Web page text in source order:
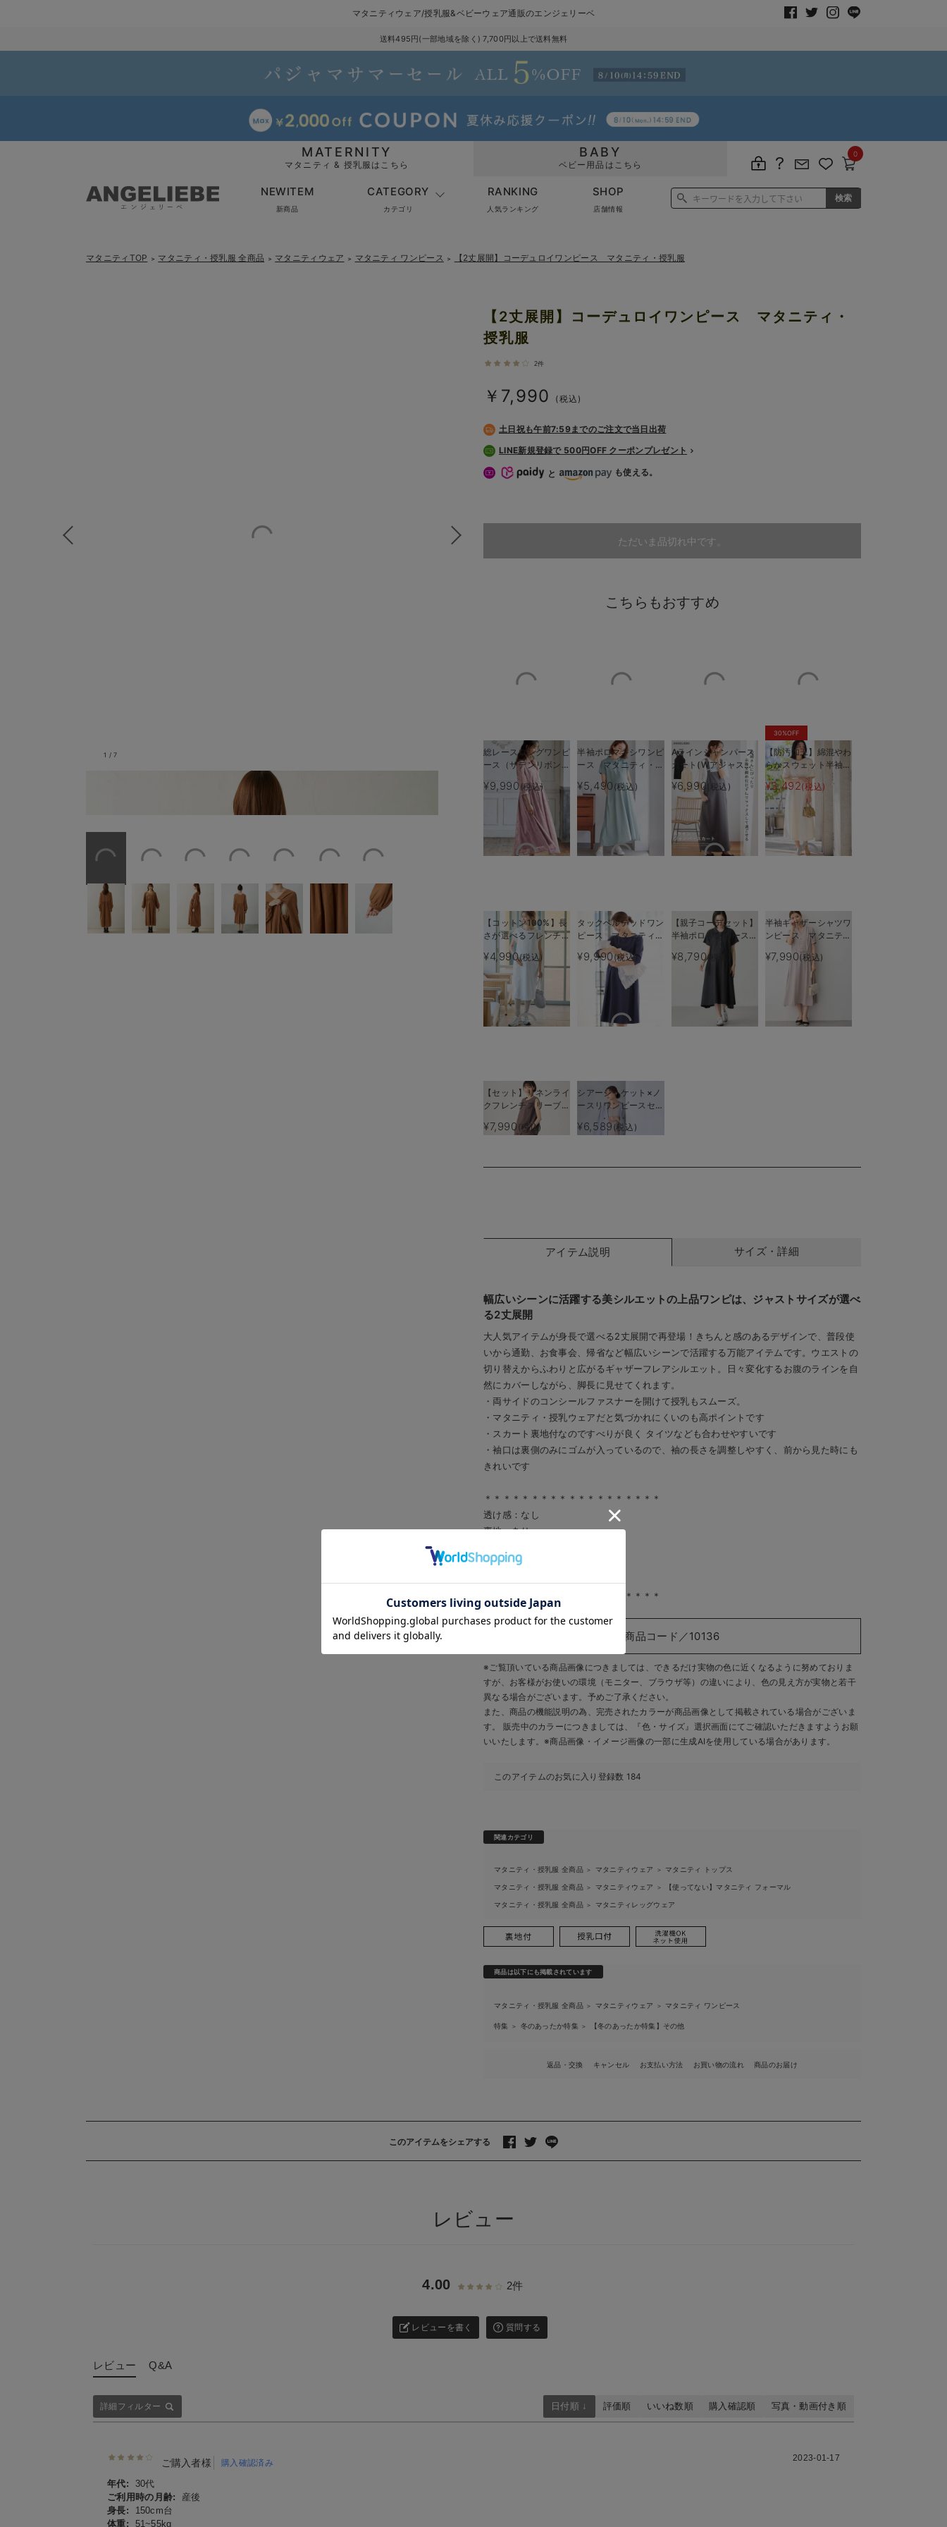
マタニティウェア/授乳服&ベビーウェア通販のエンジェリーベ
送料495円(一部地域を除く) 7,700円以上で送料無料
MATERNITY
マタニティ & 授乳服はこちら
BABY
ベビー用品はこちら
0
NEWITEM
新商品
CATEGORY
カテゴリ
RANKING
人気ランキング
SHOP
店舗情報
マタニティTOP ＞ マタニティ・授乳服 全商品 ＞ マタニティウェア ＞ マタニティ ワンピース ＞ 【2丈展開】コーデュロイワンピース マタニティ・授乳服
バックスタイル／モデル身長168cm／着用サイズ：フリー（マキシ丈） フロント／モデル身長168cm／着用サイズ：フリー（マキシ丈） サイド／モデル身長
1 /7
【2丈展開】コーデュロイワンピース マタニティ・
授乳服
2件
￥7,990 (税込)
土日祝も午前7:59までのご注文で当日出荷
LINE新規登録で 500円OFF クーポンプレゼント
と も使える。
ただいま品切れ中です。
こちらもおすすめ
総レースロングワンピ
ース（サテンリボンベ
ルト付） マタニテ
ィ・授乳服【出産後も
長く使える】
¥9,990(税込)
半袖ポロマキシワンピ
ース マタニティ・授
乳服【出産後も長く使
える】
¥5,490 (税込)
Aラインジャンパース
カート(Wアジャスタ
ー付) マタニティ・
授乳服【出産後も長く
着られる】
¥6,990 (税込)
30%OFF
【防汚加工】綿混やわ
らかスウェット半袖フ
レアワンピース マタ
ニティ・産後【出産後
も長く使える】
¥3,492(税込)
【コットン100%】長
さが選べるフレンチス
リーブワンピース マ
タニティ・産後授乳服
【出産後も長く使え
る】
¥4,990(税込)
タックベルテッドワン
ピース マタニティ・
授乳服【出産後も長く
使える】
¥9,990(税込)
【親子コーデセット】
半袖ポロワンピース
（ひざ下丈）＆襟付き
ポロロンパース 出産
準備 ギフト マタニ
ティ・授乳服
¥8,790(税込)
半袖ギャザーシャツワ
ンピース マタニテ
ィ・産後授乳服【出産
後も長く使える】
¥7,990(税込)
【セット】リネンライ
クフレンチスリーブト
ップス＆セミフレアス
カートセットアップ
る】
¥7,990(税込)
シアージャケット×ノ
ースリワンピースセッ
ト マタニティ・産後
【産後も長く着れる】
¥6,589 (税込)
アイテム説明 サイズ・詳細
幅広いシーンに活躍する美シルエットの上品ワンピは、ジャストサイズが選べ
る2丈展開
大人気アイテムが身長で選べる2丈展開で再登場！きちんと感のあるデザインで、普段使
いから通勤、お食事会、帰省など幅広いシーンで活躍する万能アイテムです。ウエストの
切り替えからふわりと広がるギャザーフレアシルエット。日々変化するお腹のラインを自
然にカバーしながら、脚長に見せてくれます。
・両サイドのコンシールファスナーを開けて授乳もスムーズ。
・マタニティ・授乳ウェアだと気づかれにくいのも高ポイントです
・スカート裏地付なのですべりが良く タイツなども合わせやすいです
・袖口は裏側のみにゴムが入っているので、袖の長さを調整しやすく、前から見た時にも
きれいです
＊＊＊＊＊＊＊＊＊＊＊＊＊＊＊＊＊＊＊
透け感：なし
裏地：あり
光沢感：なし
＊＊＊＊＊＊＊＊＊＊＊＊＊＊＊＊＊＊＊
商品コード／10136
※ご覧頂いている商品画像につきましては、できるだけ実物の色に近くなるように努めておりま
すが、 お客様がお使いの環境（モニター、ブラウザ等）の違いにより、色の見え方が実物と若干
異なる場合がございます。予めご了承ください。
また、商品の機能説明の為、完売されたカラーが商品画像として掲載されている場合がございま
す。 販売中のカラーにつきましては、『色・サイズ』選択画面にてご確認いただきますようお願
いいたします。 ※商品画像・イメージ画像の一部に生成AIを使用している場合があります。
このアイテムのお気に入り登録数 184
関連カテゴリ
マタニティ・授乳服 全商品 ＞ マタニティウェア ＞ マタニティ トップス
マタニティ・授乳服 全商品 ＞ マタニティウェア ＞ 【使ってない】マタニティ フォーマル
マタニティ・授乳服 全商品 ＞ マタニティレッグウェア
商品は以下にも掲載されています
マタニティ・授乳服 全商品 ＞ マタニティウェア ＞ マタニティ ワンピース
特集 ＞ 冬のあったか特集 ＞ 【冬のあったか特集】その他
返品・交換 キャンセル お支払い方法 お買い物の流れ 商品のお届け
このアイテムをシェアする >
レビュー
4.00 2件
レビューを書く 質問する
レビュー Q&A
詳細フィルター 日付順 ↓ 評価順 いいね数順 購入確認順 写真・動画付き順
ご購入者様 購入確認済み 2023-01-17
年代:
30代
ご利用時の月齢:
産後
身長:
150cm台
体重:
51~55kg
お気に入り商品を確認する